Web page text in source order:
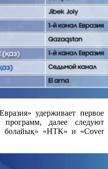
удерживает первое
программ, далее следуют
болайық» «НТК» и «Cover